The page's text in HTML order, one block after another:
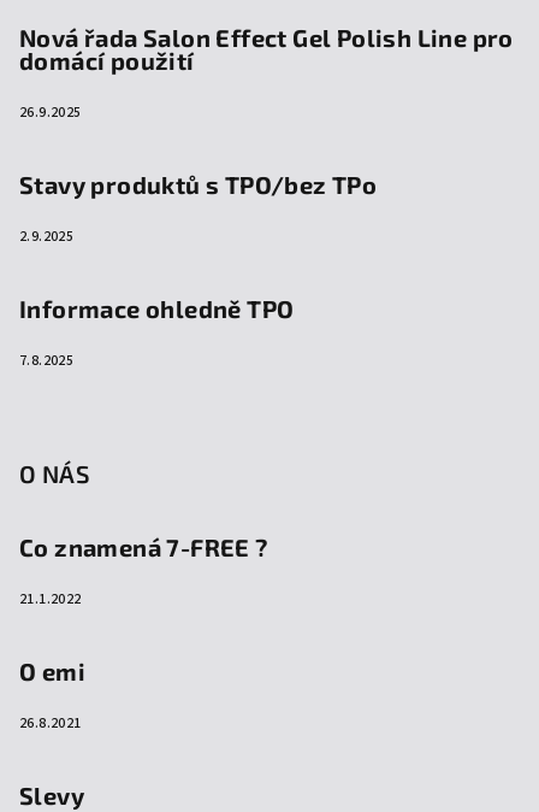
Nová řada Salon Effect Gel Polish Line pro
domácí použití
26.9.2025
Stavy produktů s TPO/bez TPo
2.9.2025
Informace ohledně TPO
7.8.2025
O NÁS
Co znamená 7-FREE ?
21.1.2022
O emi
26.8.2021
Slevy